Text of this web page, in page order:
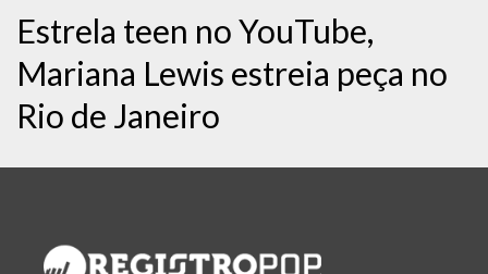
Estrela teen no YouTube,
Mariana Lewis estreia peça no
Rio de Janeiro